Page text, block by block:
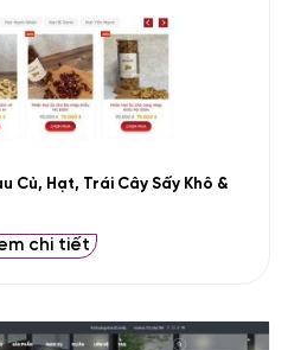
Củ, Hạt, Trái Cây Sấy Khô &
chi tiết